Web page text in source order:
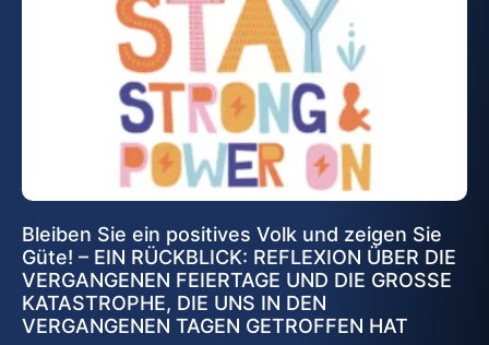
Bleiben Sie ein positives Volk und zeigen Sie
Güte! – EIN RÜCKBLICK: REFLEXION ÜBER DIE
VERGANGENEN FEIERTAGE UND DIE GROSSE
KATASTROPHE, DIE UNS IN DEN
VERGANGENEN TAGEN GETROFFEN HAT